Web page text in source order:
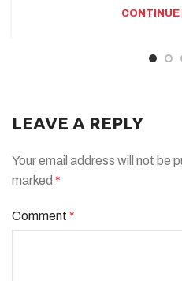
CONTINUE
LEAVE A REPLY
Your email address will not be
marked *
Comment *